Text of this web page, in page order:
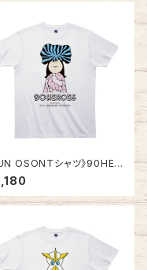
OSONＴシャツ》90HER
TJC004／ 【記憶ウー